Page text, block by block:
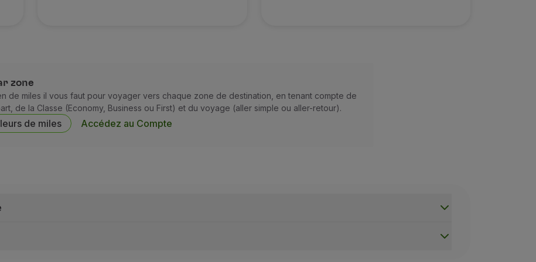
Miles émis avant le 28 juillet 2026 suivent les conditions applicables à la réservation initiale. En cas de
zone
de miles il vous faut pour voyager vers chaque zone de destination, en tenant compte de
de la Classe (Economy, Business ou First) et du voyage (aller simple ou aller-retour).
de miles Accédez au Compte